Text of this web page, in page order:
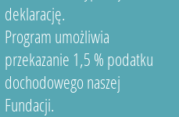
deklarację.
Program umożliwia
przekazanie 1,5 % podatku
dochodowego naszej
Fundacji.